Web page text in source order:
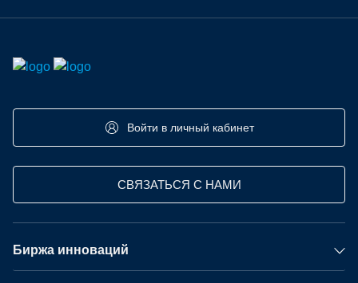
Войти в личный кабинет
СВЯЗАТЬСЯ С НАМИ
Биржа инноваций